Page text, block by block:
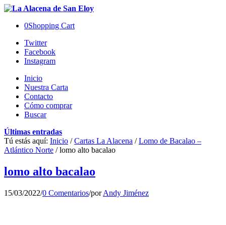
0Shopping Cart
Twitter
Facebook
Instagram
Inicio
Nuestra Carta
Contacto
Cómo comprar
Buscar
Últimas entradas
Tú estás aquí: Inicio / Cartas La Alacena / Lomo de Bacalao –
Atlántico Norte / lomo alto bacalao
lomo alto bacalao
15/03/2022/0 Comentarios/porAndy Jiménez